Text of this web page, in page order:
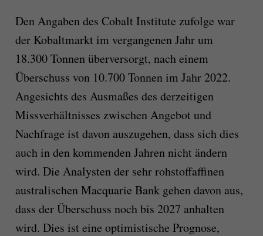
Den Angaben des Cobalt Institute zufolge war
der Kobaltmarkt im vergangenen Jahr um
18.300 Tonnen überversorgt, nach einem
Überschuss von 10.700 Tonnen im Jahr 2022.
Angesichts des Ausmaßes des derzeitigen
Missverhältnisses zwischen Angebot und
Nachfrage ist davon auszugehen, dass sich dies
auch in den kommenden Jahren nicht ändern
wird. Die Analysten der sehr rohstoffaffinen
australischen Macquarie Bank gehen davon aus,
dass der Überschuss noch bis 2027 anhalten
wird. Dies ist eine optimistische Prognose,